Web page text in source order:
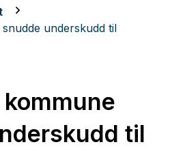
underskudd til
til